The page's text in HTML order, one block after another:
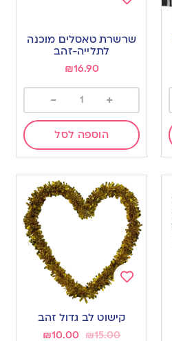
to
wishlist
שרשרת טאסלים מוכנה
לתלייה-זהב
₪16.90
+
-
הוספה לסל
wishlist
קישוט לב גדול זהב
₪15.00
₪10.00